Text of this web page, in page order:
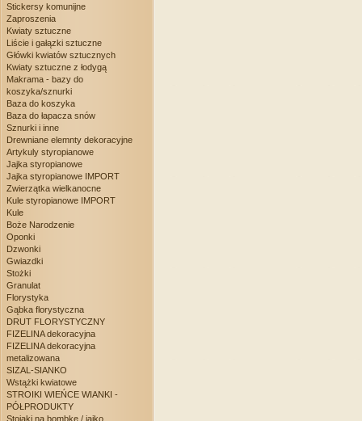
Stickersy komunijne
Zaproszenia
Kwiaty sztuczne
Liście i gałązki sztuczne
Główki kwiatów sztucznych
Kwiaty sztuczne z łodygą
Makrama - bazy do
koszyka/sznurki
Baza do koszyka
Baza do łapacza snów
Sznurki i inne
Drewniane elemnty dekoracyjne
Artykuly styropianowe
Jajka styropianowe
Jajka styropianowe IMPORT
Zwierzątka wielkanocne
Kule styropianowe IMPORT
Kule
Boże Narodzenie
Oponki
Dzwonki
Gwiazdki
Stożki
Granulat
Florystyka
Gąbka florystyczna
DRUT FLORYSTYCZNY
FIZELINA dekoracyjna
FIZELINA dekoracyjna
metalizowana
SIZAL-SIANKO
Wstążki kwiatowe
STROIKI WIEŃCE WIANKI -
PÓŁPRODUKTY
Stojaki na bombkę / jajko